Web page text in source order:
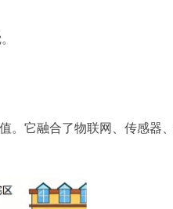
。它融合了物联网、传感器